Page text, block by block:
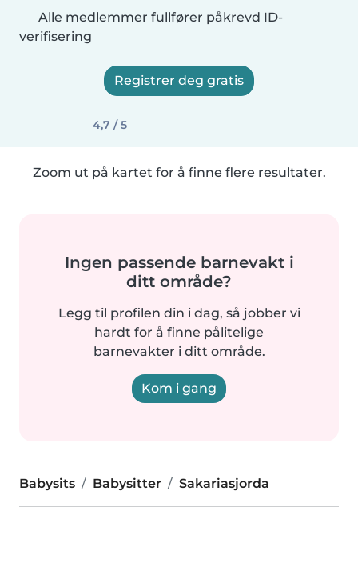
Alle medlemmer fullfører påkrevd ID-
verifisering
Registrer deg gratis
4,7 / 5
Zoom ut på kartet for å finne flere resultater.
Ingen passende barnevakt i
ditt område?
Legg til profilen din i dag, så jobber vi
hardt for å finne pålitelige
barnevakter i ditt område.
Kom i gang
Babysits Babysitter Sakariasjorda